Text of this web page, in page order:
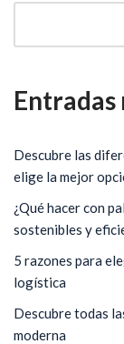
Descubre las
elige la mejor
¿Qué hacer con
sostenibles y
5 razones para
logística
Descubre todas
moderna